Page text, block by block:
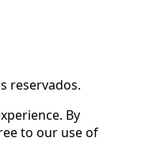
reservados.
By
to our use of